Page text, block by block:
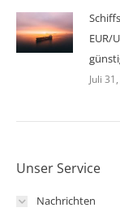
EUR/
Juli
Unser Service
Nachrichten